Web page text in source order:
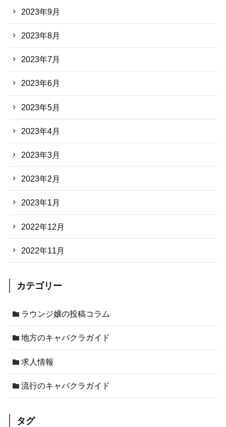
2023年9月
2023年8月
2023年7月
2023年6月
2023年5月
2023年4月
2023年3月
2023年2月
2023年1月
2022年12月
2022年11月
カテゴリー
ラウンジ嬢の投稿コラム
地方のキャバクラガイド
求人情報
流行のキャバクラガイド
タグ